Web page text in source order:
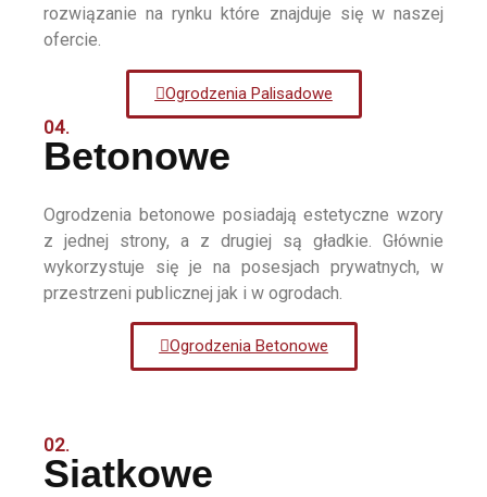
rozwiązanie na rynku które znajduje się w naszej
ofercie.
Ogrodzenia Palisadowe
04.
Betonowe
Ogrodzenia betonowe posiadają estetyczne wzory
z jednej strony, a z drugiej są gładkie. Głównie
wykorzystuje się je na posesjach prywatnych, w
przestrzeni publicznej jak i w ogrodach.
Ogrodzenia Betonowe
02.
Siatkowe